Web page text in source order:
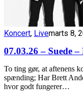
Koncert, Livemarts 8,
07.03.26 – Suede
To ting gør, at aftenens
spænding; Har Brett
hvor godt fungerer…